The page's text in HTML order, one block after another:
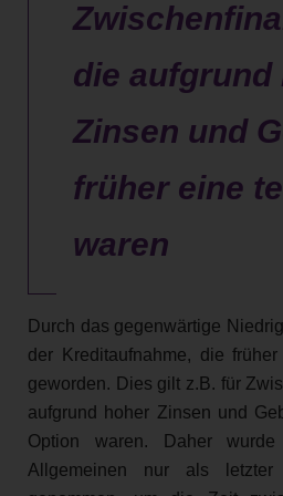
die aufgrund
Zinsen und
früher eine
waren
Durch das gegenwärtige
der Kreditaufnahme, die
geworden. Dies gilt z.B. für
aufgrund hoher Zinsen und
Option waren. Daher
Allgemeinen nur als letzter